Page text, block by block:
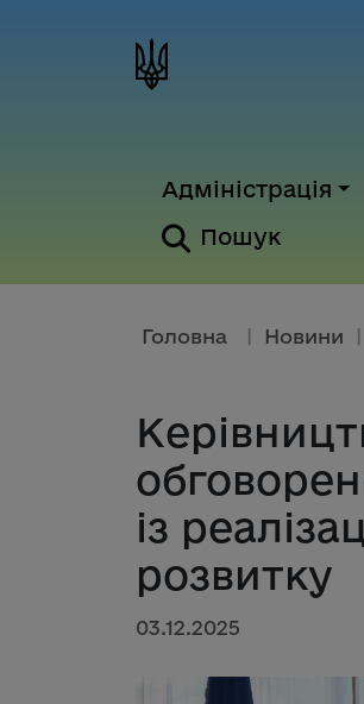
Адміністрація
Пошук
Головна Новини
із
розвитку
03.12.2025